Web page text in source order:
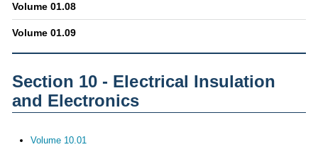
Volume 01.08
Volume 01.09
Section 10 - Electrical Insulation
and Electronics
Volume 10.01